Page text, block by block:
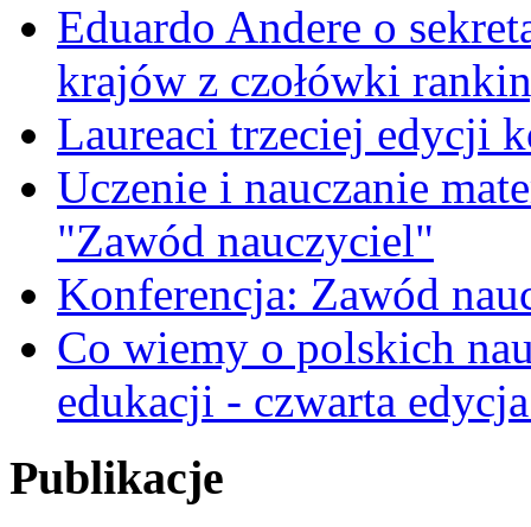
Eduardo Andere o
krajów z czołówki
Laureaci trzeciej edycji
Uczenie i nauczanie
"Zawód nauczyciel"
Konferencja: Zawód
Co wiemy o polskich
edukacji - czwarta
Publikacje